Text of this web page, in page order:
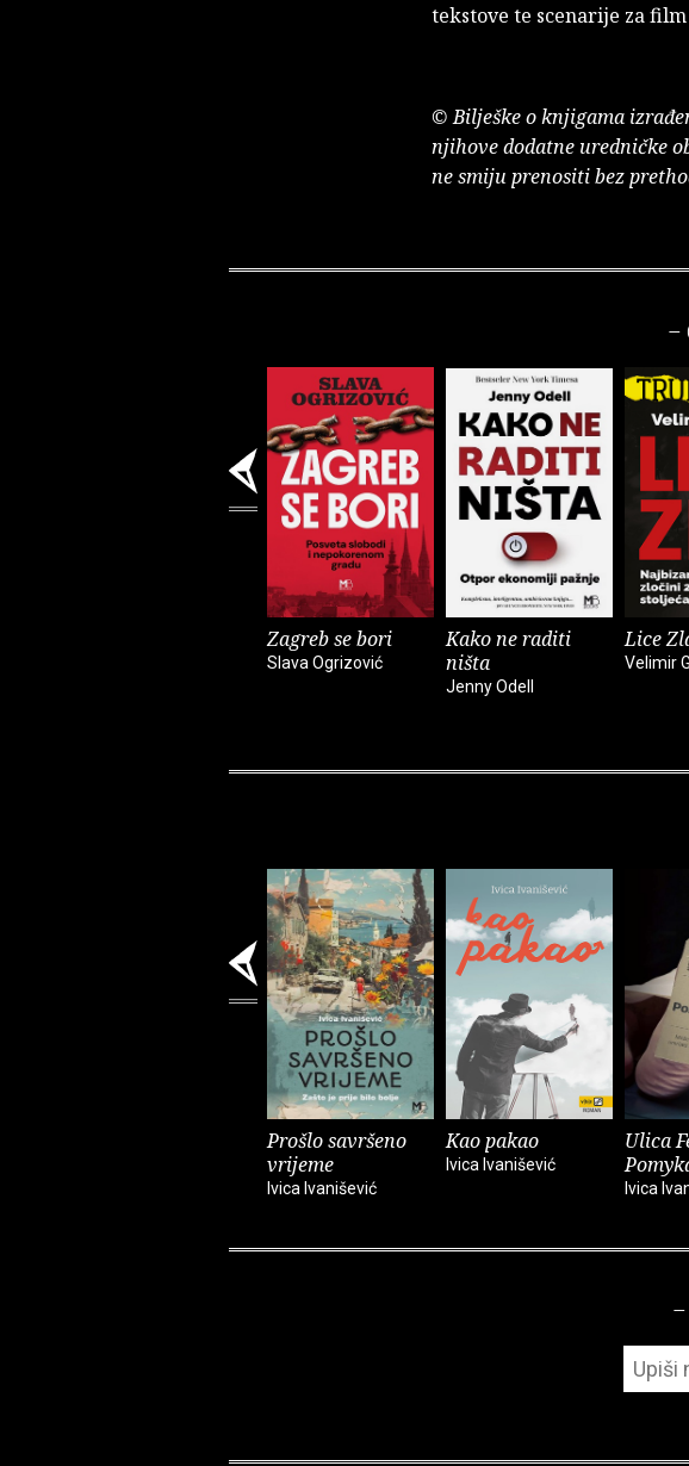
tekstove te scenarije za
© Bilješke o knjigama
njihove dodatne uredničke
ne smiju prenositi bez
–
Zagreb se bori
Slava Ogrizović
Kako ne raditi
ništa
Jenny Odell
Lice
Velimir
Prošlo savršeno
vrijeme
Ivica Ivanišević
Kao pakao
Ivica Ivanišević
Ulica
Ivica
–